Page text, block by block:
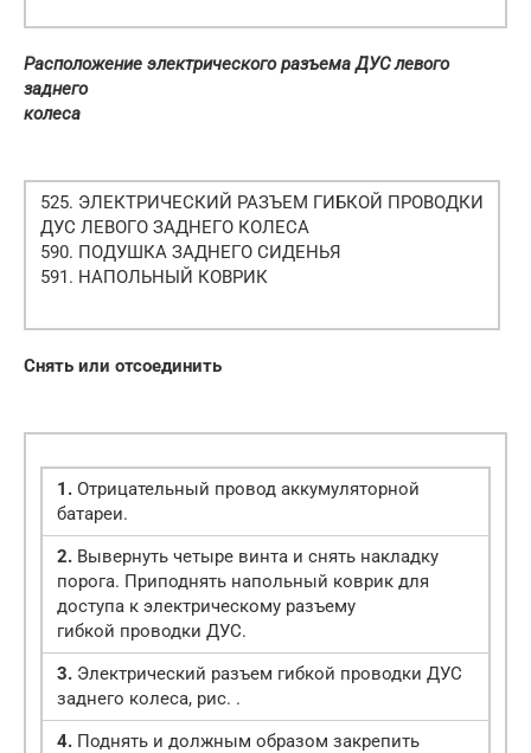
Расположение электрического разъема ДУС левого
заднего
колеса
525. ЭЛЕКТРИЧЕСКИЙ РАЗЪЕМ ГИБКОЙ ПРОВОДКИ
ДУС ЛЕВОГО ЗАДНЕГО КОЛЕСА
590. ПОДУШКА ЗАДНЕГО СИДЕНЬЯ
591. НАПОЛЬНЫЙ КОВРИК
Снять или отсоединить
1. Отрицательный провод аккумуляторной
батареи.
2. Вывернуть четыре винта и снять накладку
порога. Приподнять напольный коврик для
доступа к электрическому разъему
гибкой проводки ДУС.
3. Электрический разъем гибкой проводки ДУС
заднего колеса, рис. .
4. Поднять и должным образом закрепить